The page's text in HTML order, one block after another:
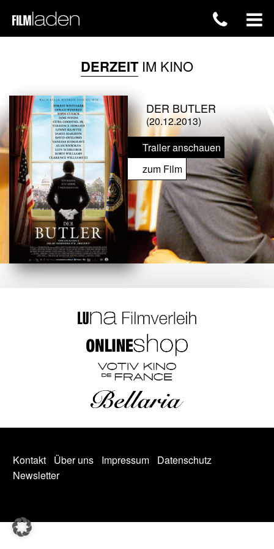
DERZEITIM KINO
DER BUTLER
(20.12.2013)
Trailer anschauen
zum Film
Kontakt Über uns Impressum
Datenschutz
Newsletter